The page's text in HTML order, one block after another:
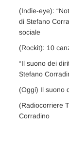
(Indie-eye):
di Stefano
sociale
(Rockit): 10
“Il suono dei
Stefano
(Oggi) Il suono
(Radiocorriere
Corradino